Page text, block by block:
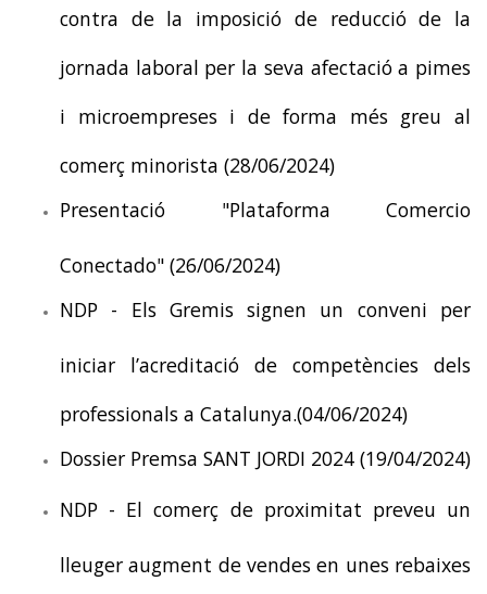
contra de la imposició de reducció de la
jornada laboral per la seva afectació a pimes
i microempreses i de forma més greu al
comerç minorista (28/06/2024)
Presentació "Plataforma Comercio
Conectado" (26/06/2024)
NDP - Els Gremis signen un conveni per
iniciar l’acreditació de competències dels
professionals a Catalunya.(04/06/2024)
Dossier Premsa SANT JORDI 2024 (19/04/2024)
NDP - El comerç de proximitat preveu un
lleuger augment de vendes en unes rebaixes